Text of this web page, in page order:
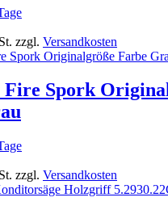
zzgl. Versandkosten
Spork
zzgl. Versandkosten